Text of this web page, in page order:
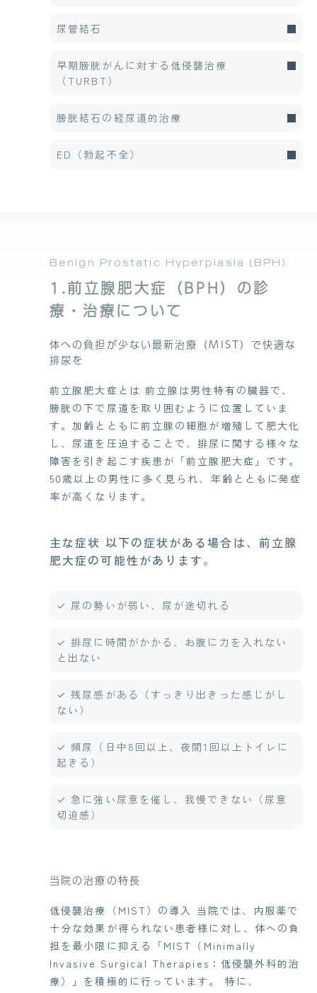
尿管結石
早期膀胱がんに対する低侵襲治療
（TURBT）
膀胱結石の経尿道的治療
ED（勃起不全）
Benign Prostatic Hyperplasia (BPH)
1.前立腺肥大症（BPH）の診
療・治療について
体への負担が少ない最新治療（MIST）で快適な
排尿を
前立腺肥大症とは 前立腺は男性特有の臓器で、
膀胱の下で尿道を取り囲むように位置していま
す。加齢とともに前立腺の細胞が増殖して肥大化
し、尿道を圧迫することで、排尿に関する様々な
障害を引き起こす疾患が「前立腺肥大症」です。
50歳以上の男性に多く見られ、年齢とともに発症
率が高くなります。
主な症状 以下の症状がある場合は、前立腺
肥大症の可能性があります。
✓ 尿の勢いが弱い、尿が途切れる
✓ 排尿に時間がかかる、お腹に力を入れない
と出ない
✓ 残尿感がある（すっきり出きった感じがし
ない）
✓ 頻尿（日中8回以上、夜間1回以上トイレに
起きる）
✓ 急に強い尿意を催し、我慢できない（尿意
切迫感）
当院の治療の特長
低侵襲治療（MIST）の導入 当院では、内服薬で
十分な効果が得られない患者様に対し、体への負
担を最小限に抑える「MIST（Minimally
Invasive Surgical Therapies：低侵襲外科的治
療）」を積極的に行っています。 特に、